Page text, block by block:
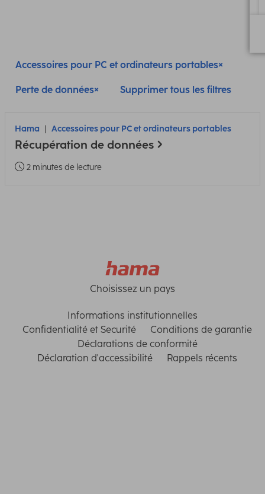
Accessoires pour PC et ordinateurs portables
Perte de données Supprimer tous les filtres
Hama Accessoires pour PC et ordinateurs portables
Récupération de données
2 minutes de lecture
Choisissez un pays
Informations institutionnelles
Confidentialité et Securité
Conditions de garantie
Déclarations de conformité
Déclaration d'accessibilité
Rappels récents